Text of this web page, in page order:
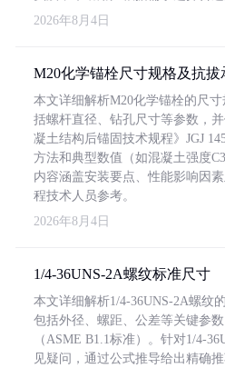
2026年8月4日
M20化学锚栓尺寸规格及抗拔
本文详细解析M20化学锚栓的尺
括螺杆直径、钻孔尺寸等参数，
凝土结构后锚固技术规程》JGJ
方法和典型数值（如混凝土强度
内容涵盖安装要点、性能影响因
程技术人员参考。
2026年8月4日
1/4-36UNS-2A螺纹标准尺寸
本文详细解析1/4-36UNS-2A螺纹
包括外径、螺距、公差等关键参
（ASME B1.1标准）。针对1/4-
见疑问，通过公式推导给出精确